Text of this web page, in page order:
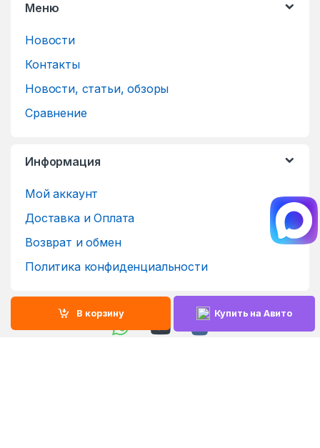
Купить на Авито
В корзину
Меню
Новости
Контакты
Новости, статьи, обзоры
Сравнение
Информация
Мой аккаунт
Доставка и Оплата
Возврат и обмен
Политика конфиденциальности